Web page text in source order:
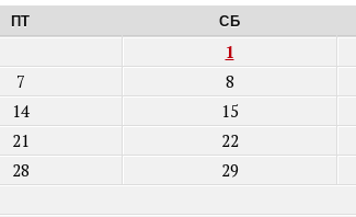
ПТ СБ
1
7 8
14 15
21 22
28 29